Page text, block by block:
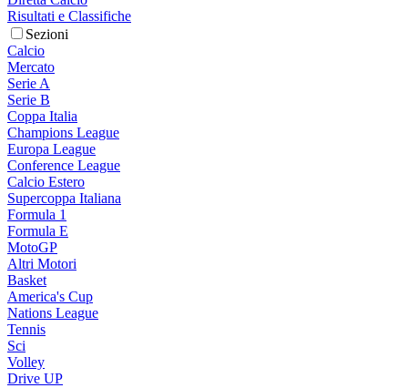
Risultati e Classifiche
Sezioni
Calcio
Mercato
Serie A
Serie B
Coppa Italia
Champions League
Europa League
Conference League
Calcio Estero
Supercoppa Italiana
Formula 1
Formula E
MotoGP
Altri Motori
Basket
America's Cup
Nations League
Tennis
Sci
Volley
Drive UP